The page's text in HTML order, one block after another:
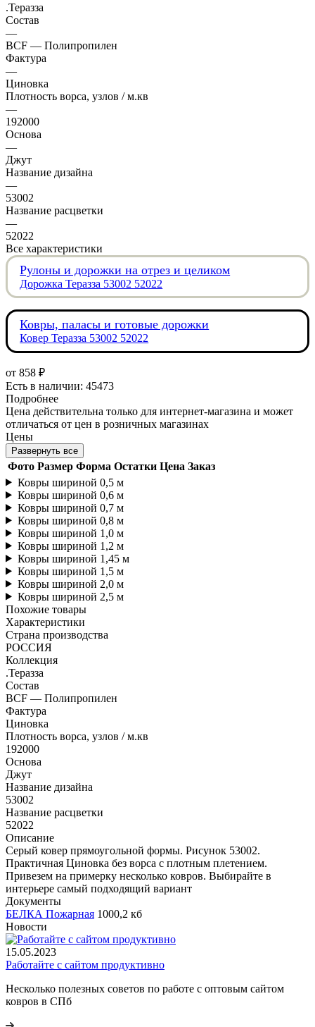
.Теразза
Состав
—
BCF — Полипропилен
Фактура
—
Циновка
Плотность ворса, узлов / м.кв
—
192000
Основа
—
Джут
Название дизайна
—
53002
Название расцветки
—
52022
Все характеристики
Рулоны и дорожки на отрез и целиком
Дорожка Теразза 53002 52022
Ковры, паласы и готовые дорожки
Ковер Теразза 53002 52022
от 858 ₽
Есть в наличии: 45473
Подробнее
Цена действительна только для интернет-магазина и может
отличаться от цен в розничных магазинах
Цены
Развернуть все
Фото Размер Форма Остатки Цена Заказ
Ковры шириной 0,5 м
Ковры шириной 0,6 м
Ковры шириной 0,7 м
Ковры шириной 0,8 м
Ковры шириной 1,0 м
Ковры шириной 1,2 м
Ковры шириной 1,45 м
Ковры шириной 1,5 м
Ковры шириной 2,0 м
Ковры шириной 2,5 м
Похожие товары
Характеристики
Страна производства
РОССИЯ
Коллекция
.Теразза
Состав
BCF — Полипропилен
Фактура
Циновка
Плотность ворса, узлов / м.кв
192000
Основа
Джут
Название дизайна
53002
Название расцветки
52022
Описание
Серый ковер прямоугольной формы. Рисунок 53002.
Практичная Циновка без ворса с плотным плетением.
Привезем на примерку несколько ковров. Выбирайте в
интерьере самый подходящий вариант
Документы
БЕЛКА Пожарная 1000,2 кб
Новости
15.05.2023
Работайте с сайтом продуктивно
Несколько полезных советов по работе с оптовым сайтом
ковров в СПб